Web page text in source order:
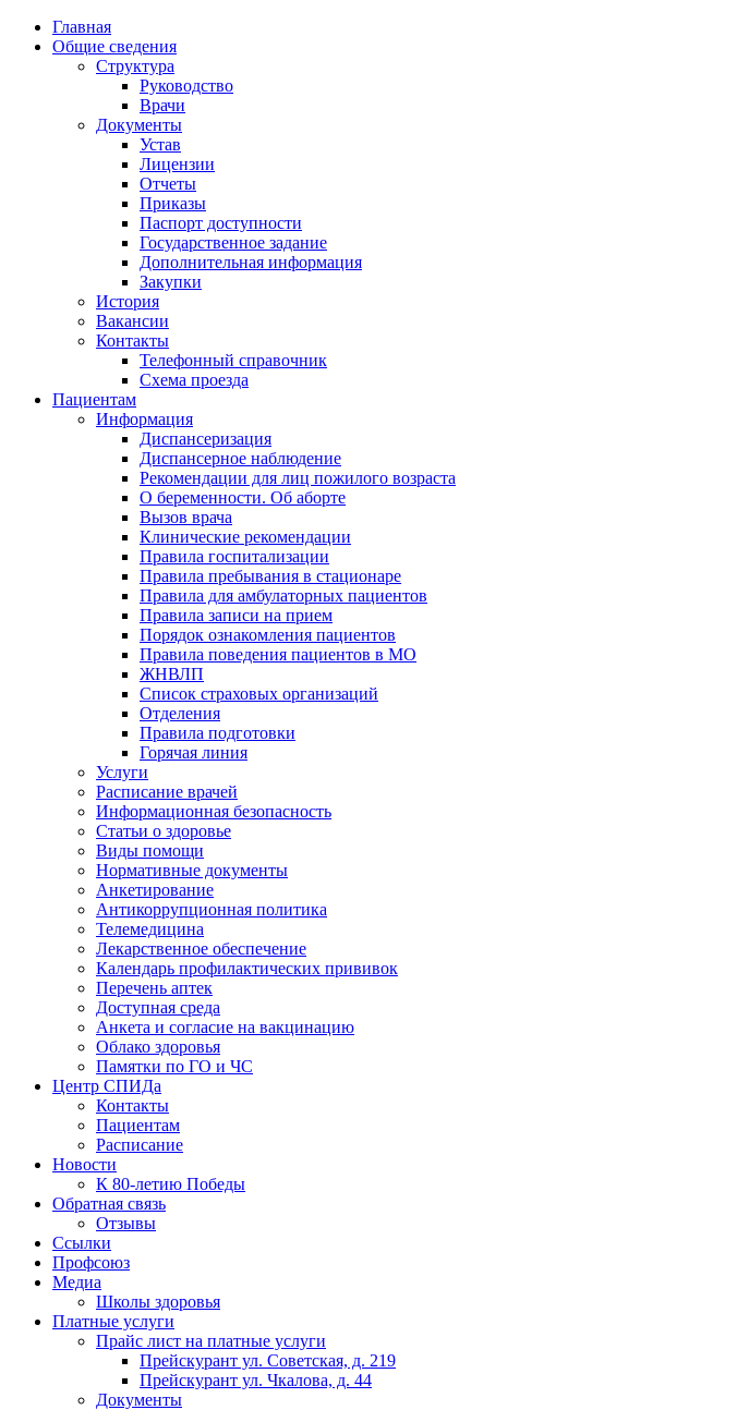
Главная
Общие сведения
Структура
Руководство
Врачи
Документы
Устав
Лицензии
Отчеты
Приказы
Паспорт доступности
Государственное задание
Дополнительная информация
Закупки
История
Вакансии
Контакты
Телефонный справочник
Схема проезда
Пациентам
Информация
Диспансеризация
Диспансерное наблюдение
Рекомендации для лиц пожилого возраста
О беременности. Об аборте
Вызов врача
Клинические рекомендации
Правила госпитализации
Правила пребывания в стационаре
Правила для амбулаторных пациентов
Правила записи на прием
Порядок ознакомления пациентов
Правила поведения пациентов в МО
ЖНВЛП
Список страховых организаций
Отделения
Правила подготовки
Горячая линия
Услуги
Расписание врачей
Информационная безопасность
Статьи о здоровье
Виды помощи
Нормативные документы
Анкетирование
Антикоррупционная политика
Телемедицина
Лекарственное обеспечение
Календарь профилактических прививок
Перечень аптек
Доступная среда
Анкета и согласие на вакцинацию
Облако здоровья
Памятки по ГО и ЧС
Центр СПИДа
Контакты
Пациентам
Расписание
Новости
К 80-летию Победы
Обратная связь
Отзывы
Ссылки
Профсоюз
Медиа
Школы здоровья
Платные услуги
Прайс лист на платные услуги
Прейскурант ул. Советская, д. 219
Прейскурант ул. Чкалова, д. 44
Документы